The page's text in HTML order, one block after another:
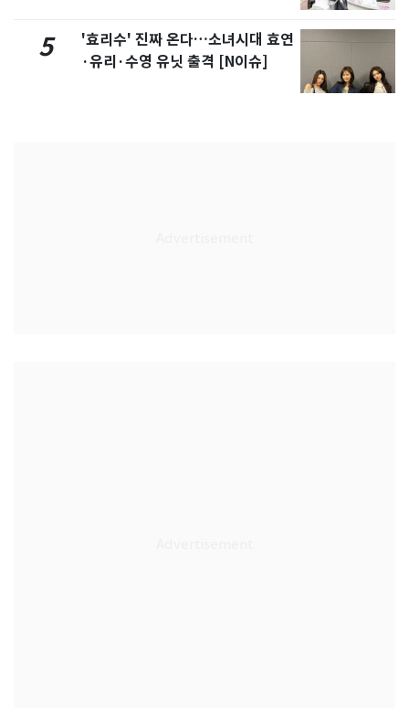
5
'효리수' 진짜 온다…소녀시대 효연
·유리·수영 유닛 출격 [N이슈]